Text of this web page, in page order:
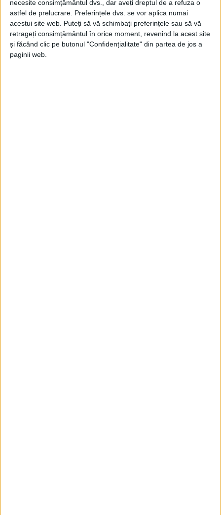
necesite consimțământul dvs., dar aveți dreptul de a refuza o
astfel de prelucrare. Preferințele dvs. se vor aplica numai
acestui site web. Puteți să vă schimbați preferințele sau să vă
retrageți consimțământul în orice moment, revenind la acest site
și făcând clic pe butonul "Confidențialitate" din partea de jos a
paginii web.
Păpuşi din cadrul Centrului Cultural Bucovina”.
În ultima zi a manifestărilor, pe 24 iunie, va fi
marcată Ziua Universală a Iei pe esplanada Casei de
Cultură, dar și în mai multe localități din județul